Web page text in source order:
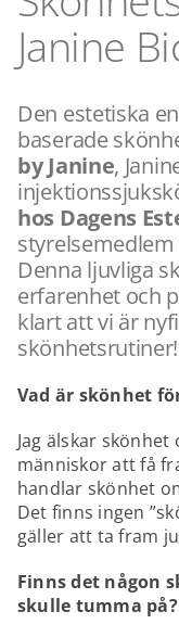
Janine
Den estetiska
baserade
by Janine,
hos Dagens
styrelsemedlem
Denna ljuvliga
erfarenhet och
klart att vi är
skönhetsrutiner!
Vad är skönhet
Jag älskar
människor att få
handlar skönhet
Det finns ingen
gäller att ta fram
Finns det någon
skulle tumma på?